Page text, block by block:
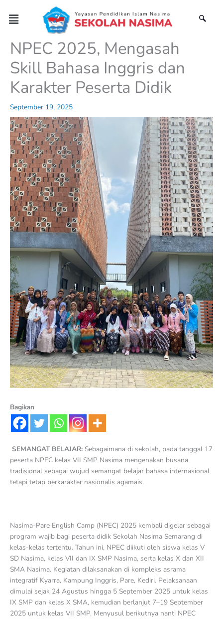
content
Menu
NPEC 2025, Mengasah
Skill Bahasa Inggris dan
Karakter Peserta Didik
September 19, 2025
Bagikan
SEMANGAT BELAJAR: Sebagaimana di sekolah, pada tanggal 17
peserta NPEC kelas VII SMP Nasima mengenakan busana
tradisional sebagai wujud semangat belajar bahasa internasional
tetapi tetap berkarakter nasionalis agamais.
Nasima-Pare English Camp (NPEC) 2025 kembali digelar sebagai
program wajib bagi peserta didik Sekolah Nasima Semarang di
kelas-kelas tertentu. Tahun ini, NPEC diikuti oleh siswa kelas V
SD Nasima, kelas VII dan IX SMP Nasima, serta kelas X dan XII
SMA Nasima. Kegiatan dilaksanakan di kompleks asrama
integratif Kyarra, Kampung Inggris, Pare, Kediri. Pelaksanaan
dimulai sejak 24 Agustus hingga 5 September 2025 untuk kelas
IX SMP dan kelas X SMA, kemudian berlanjut 7–19 September
2025 untuk kelas VII SMP. Menyusul berikutnya nanti NPEC